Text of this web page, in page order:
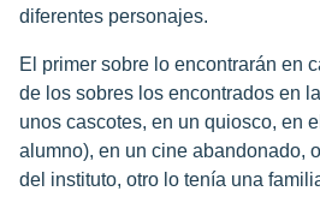
diferentes personajes.
El primer sobre lo encontrarán en
de los sobres los encontrados en
unos cascotes, en un quiosco, en
alumno), en un cine abandonado,
del instituto, otro lo tenía una